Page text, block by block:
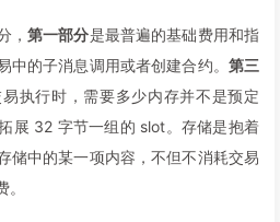
， 第一部分是最普遍的基础费用和指
中的子消息调用或者创建合约。 第三
执行时，需要多少内存并不是预定
展 32 字节一组的 slot。存储是抱着
储中的某一项内容，不但不消耗交易